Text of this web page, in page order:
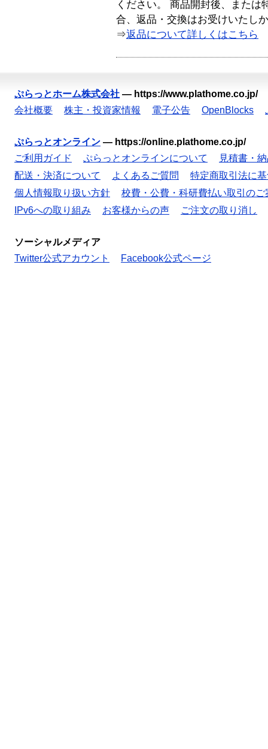
ください。 商品開封後、または
合、返品・交換はお受けいたし
⇒返品について詳しくはこちら
ぷらっとホーム株式会社 — https://www.plathome.co.jp/
会社概要
株主・投資家情報 電子公告 OpenBlocks
ぷらっとオンライン — https://online.plathome.co.jp/
ご利用ガイド
ぷらっとオンラインについて
見積書・
配送・決済について
よくあるご質問
特定商取引法に
個人情報取り扱い方針
校費・公費・科研費払い取引のご
IPv6への取り組み
お客様からの声 ご注文の取り消し
ソーシャルメディア
Twitter公式アカウント
Facebook公式ページ